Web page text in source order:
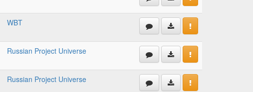
WBT
Russian Project Universe
Russian Project Universe